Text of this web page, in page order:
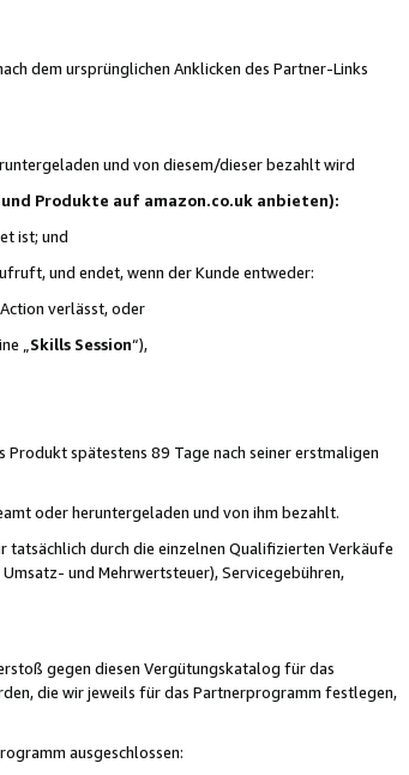
dem ursprünglichen Anklicken des Partner-Links
und von diesem/dieser bezahlt wird
Produkte auf amazon.co.uk anbieten):
ist; und
und endet, wenn der Kunde entweder:
verlässt, oder
„ Skills Session“),
spätestens 89 Tage nach seiner erstmaligen
oder heruntergeladen und von ihm bezahlt.
tatsächlich durch die einzelnen Qualifizierten Verkäufe
und Mehrwertsteuer), Servicegebühren,
gegen diesen Vergütungskatalog für das
die wir jeweils für das Partnerprogramm festlegen,
ausgeschlossen: